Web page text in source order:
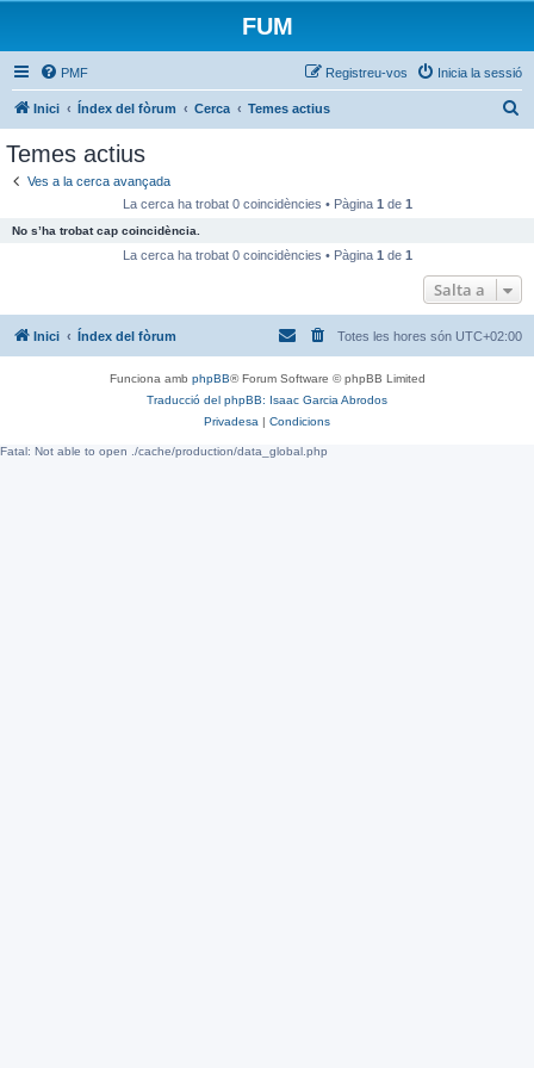
FUM
PMF Inicia la sessió
Registreu-vos
Inici Índex del fòrum Cerca Temes actius
Temes actius
Ves a la cerca avançada
La cerca ha trobat 0 coincidències • Pàgina 1 de 1
No s’ha trobat cap coincidència.
La cerca ha trobat 0 coincidències • Pàgina 1 de 1
Salta a
Inici Índex del fòrum Totes les hores són UTC+02:00
Funciona amb phpBB® Forum Software © phpBB Limited
Traducció del phpBB: Isaac Garcia Abrodos
Privadesa | Condicions
Fatal: Not able to open ./cache/production/data_global.php